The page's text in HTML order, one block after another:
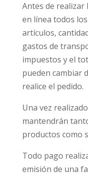
Antes de
en línea todos
artículos,
gastos de
impuestos y el
pueden cambiar
realice el pedido.
Una vez
mantendrán
productos como
Todo pago
emisión de una